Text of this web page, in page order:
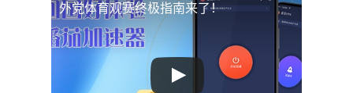
外党体育观赛终极指南来了！